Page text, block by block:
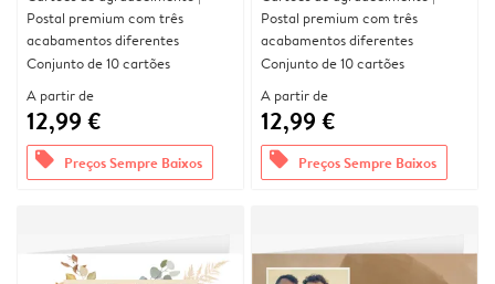
Postal premium com três
acabamentos diferentes
Conjunto de 10 cartões
A partir de
12,99 €
offers Preços Sempre Baixos
Postal premium com três
acabamentos diferentes
Conjunto de 10 cartões
A partir de
12,99 €
offers Preços Sempre Baixos